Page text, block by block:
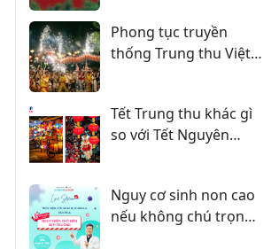
Phong tục truyền
thống Trung thu Việt
thời gian
Tết Trung thu khác gì
so với Tết Nguyên
Nguy cơ sinh non cao
nếu không chú trọng